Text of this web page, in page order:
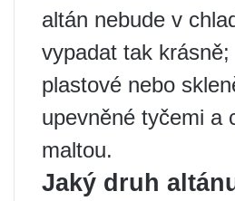
altán nebude v
vypadat tak krásně;
plastové nebo
upevněné tyčemi a
maltou.
Jaký druh